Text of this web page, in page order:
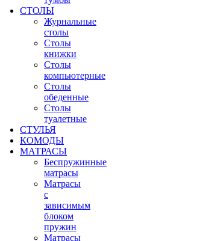
СТОЛЫ
Журнальные
столы
Столы
книжки
Столы
компьютерные
Столы
обеденные
Столы
туалетные
СТУЛЬЯ
КОМОДЫ
МАТРАСЫ
Беспружинные
матрасы
Матрасы
с
зависимым
блоком
пружин
Матрасы